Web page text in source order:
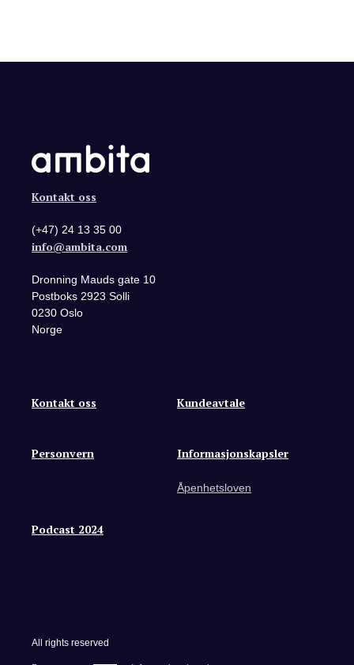
Kontakt oss
(+47) 24 13 35 00
info@ambita.com
Dronning Mauds gate 10
Postboks 2923 Solli
0230 Oslo
Norge
Kontakt oss Kundeavtale
Personvern Informasjonskapsler
Åpenhetsloven
Podcast 2024
All rights reserved